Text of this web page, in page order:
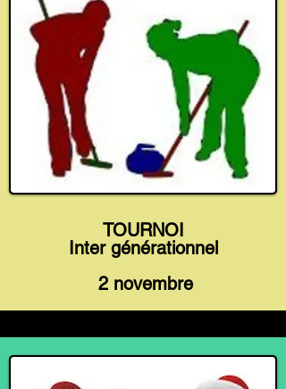
TOURNOI
Inter générationnel
2 novembre